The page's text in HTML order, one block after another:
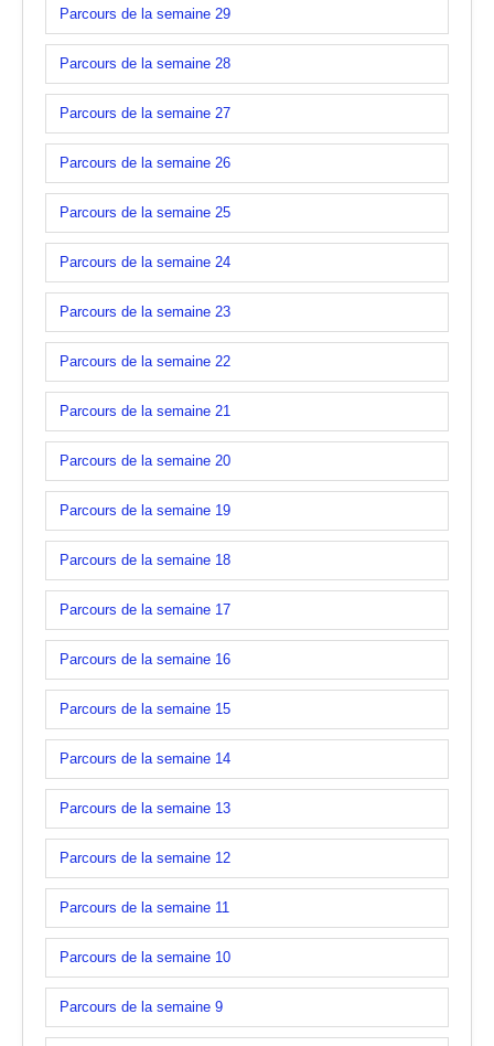
Parcours de la semaine 29
Parcours de la semaine 28
Parcours de la semaine 27
Parcours de la semaine 26
Parcours de la semaine 25
Parcours de la semaine 24
Parcours de la semaine 23
Parcours de la semaine 22
Parcours de la semaine 21
Parcours de la semaine 20
Parcours de la semaine 19
Parcours de la semaine 18
Parcours de la semaine 17
Parcours de la semaine 16
Parcours de la semaine 15
Parcours de la semaine 14
Parcours de la semaine 13
Parcours de la semaine 12
Parcours de la semaine 11
Parcours de la semaine 10
Parcours de la semaine 9